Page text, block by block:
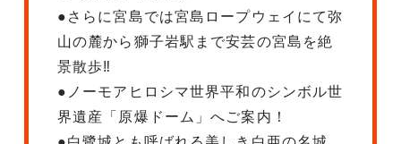
●さらに宮島では宮島ロープウェイにて弥
山の麓から獅子岩駅まで安芸の宮島を絶
景散歩‼
●ノーモアヒロシマ世界平和のシンボル世
界遺産「原爆ドーム」へご案内！